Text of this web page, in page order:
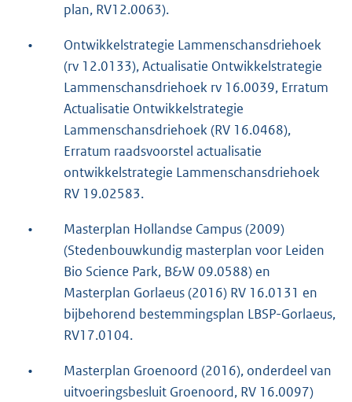
plan, RV12.0063).
•
Ontwikkelstrategie Lammenschansdriehoek
(rv 12.0133), Actualisatie Ontwikkelstrategie
Lammenschansdriehoek rv 16.0039, Erratum
Actualisatie Ontwikkelstrategie
Lammenschansdriehoek (RV 16.0468),
Erratum raadsvoorstel actualisatie
ontwikkelstrategie Lammenschansdriehoek
RV 19.02583.
•
Masterplan Hollandse Campus (2009)
(Stedenbouwkundig masterplan voor Leiden
Bio Science Park, B&W 09.0588) en
Masterplan Gorlaeus (2016) RV 16.0131 en
bijbehorend bestemmingsplan LBSP-Gorlaeus,
RV17.0104.
•
Masterplan Groenoord (2016), onderdeel van
uitvoeringsbesluit Groenoord, RV 16.0097)